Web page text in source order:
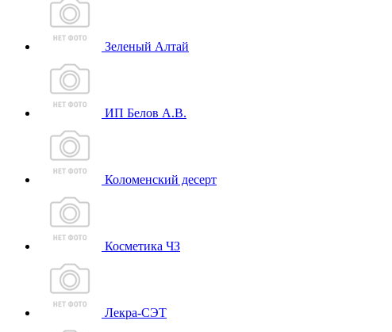
Зеленый Алтай
ИП Белов А.В.
Коломенский десерт
Косметика ЧЗ
Лекра-СЭТ